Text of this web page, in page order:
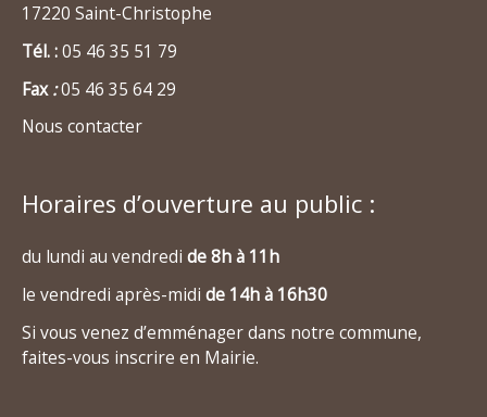
17220 Saint-Christophe
Tél. :05 46 35 51 79
Fax:05 46 35 64 29
Nous contacter
Horaires d’ouverture au public :
du lundi au vendredi de 8h à 11h
le vendredi après-midi de 14h à 16h30
Si vous venez d’emménager dans notre commune,
faites-vous inscrire en Mairie.